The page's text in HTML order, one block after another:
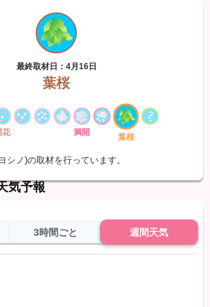
最終取材日：4月16日
葉桜
花 満開 葉桜
シノ)の取材を行っています。
気予報
3時間ごと 週間天気